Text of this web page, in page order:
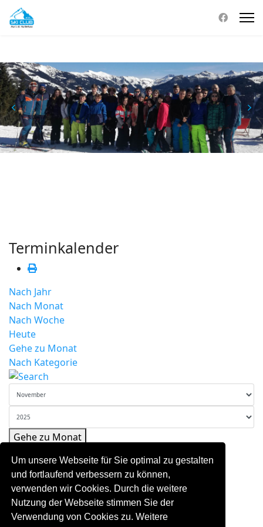
Um unsere Webseite für Sie optimal zu gestalten
und fortlaufend verbessern zu können,
verwenden wir Cookies. Durch die weitere
Nutzung der Webseite stimmen Sie der
Verwendung von Cookies zu. Weitere
Terminkalender
Nach Jahr
Nach Monat
Nach Woche
Heute
Gehe zu Monat
Nach Kategorie
Gehe zu Monat
Freitag, 14. November 2025
Folgetag
Es wurden keine Events gefunden